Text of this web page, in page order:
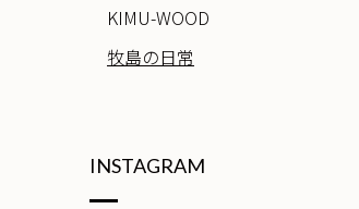
KIMU-WOOD
牧島の日常
INSTAGRAM